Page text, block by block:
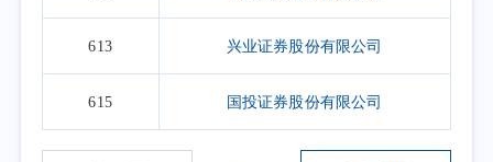
613 兴业证券股份有限公司
615 国投证券股份有限公司